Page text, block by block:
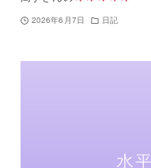
2026年6月7日 日記